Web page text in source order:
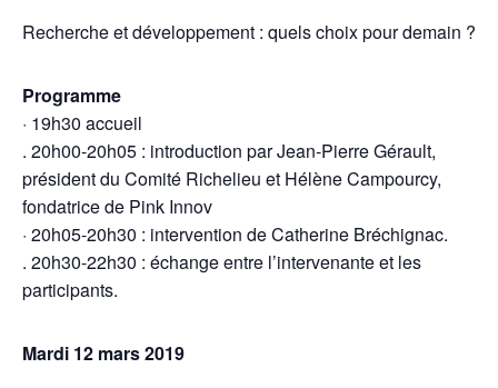
Recherche et développement : quels choix pour demain ?
Programme
· 19h30 accueil
. 20h00-20h05 : introduction par Jean-Pierre Gérault,
président du Comité Richelieu et Hélène Campourcy,
fondatrice de Pink Innov
· 20h05-20h30 : intervention de Catherine Bréchignac.
. 20h30-22h30 : échange entre l’intervenante et les
participants.
Mardi 12 mars 2019